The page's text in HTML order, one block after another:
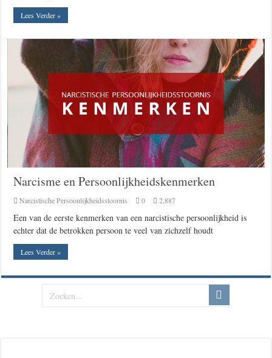
Lees Verder »
Narcisme en Persoonlijkheidskenmerken
Narcistische Persoonlijkheidsstoornis 0 2,887
Een van de eerste kenmerken van een narcistische persoonlijkheid is
echter dat de betrokken persoon te veel van zichzelf houdt
Lees Verder »